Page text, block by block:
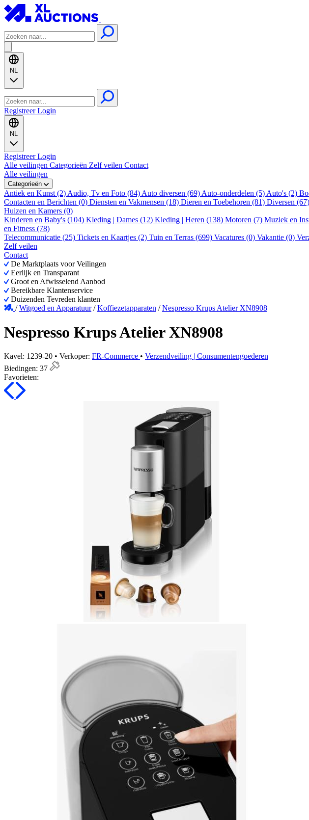
NL
RegistreerLogin
NL
RegistreerLogin
Alle veilingen Categorieën Zelf veilen Contact
Alle veilingen
Categorieën
Antiek en Kunst (2) Audio, Tv en Foto (84) Auto diversen (69) Auto-onderdelen (5) Auto's (2)
Contacten en Berichten (0) Diensten en Vakmensen (18) Dieren en Toebehoren (81) Diversen (67)
Huizen en Kamers (0)
Kinderen en Baby's (104) Kleding | Dames (12) Kleding | Heren (138) Motoren (7) Muziek en
en Fitness (78)
Telecommunicatie (25) Tickets en Kaartjes (2) Tuin en Terras (699) Vacatures (0) Vakantie (0)
Zelf veilen
Contact
De Marktplaats voor Veilingen
Eerlijk en Transparant
Groot en Afwisselend Aanbod
Bereikbare Klantenservice
Duizenden Tevreden klanten
/Witgoed en Apparatuur /Koffiezetapparaten /Nespresso Krups Atelier XN8908
Nespresso Krups Atelier XN8908
Kavel: 1239-20 • Verkoper: FR-Commerce • Verzendveiling | Consumentengoederen
Biedingen: 37
Favorieten: